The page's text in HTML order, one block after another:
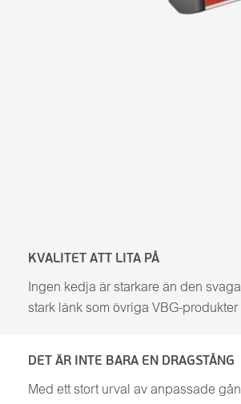
KVALITET ATT LITA PÅ
Ingen kedja är starkare än den
stark länk som övriga VBG-
DET ÄR INTE BARA EN DRAGSTÅNG
Med ett stort urval av anpassade